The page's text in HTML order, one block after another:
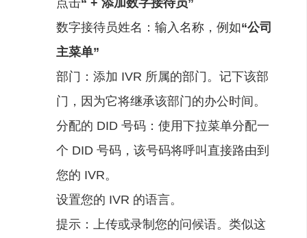
点击“ + 添加数字接待员”
数字接待员姓名：输入名称，例如“公司
主菜单”
部门：添加 IVR 所属的部门。记下该部
门，因为它将继承该部门的办公时间。
分配的 DID 号码：使用下拉菜单分配一
个 DID 号码，该号码将呼叫直接路由到
您的 IVR。
设置您的 IVR 的语言。
提示：上传或录制您的问候语。类似这